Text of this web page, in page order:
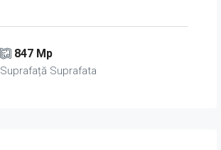
847 Mp
Suprafață Suprafata